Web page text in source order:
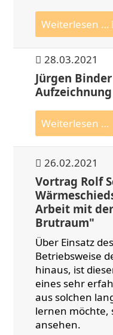
Weiterlesen …
28.03.2021
Jürgen
Weiterlesen …
26.02.2021
Vortrag Rolf
Arbeit mit
Brutraum"
Über Einsatz
Betriebsweise
hinaus, ist
eines sehr
aus solchen
lernen möchte,
ansehen.